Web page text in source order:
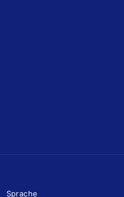
Sprache